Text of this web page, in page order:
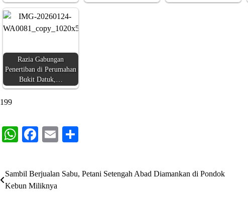
Razia Gabungan
Penertiban di Perumahan
Bukit Datuk,…
199
WhatsApp
Facebook
Email
Navigasi
Sambil Berjualan Sabu, Petani Setengah Abad Diamankan di Pondok
Kebun Miliknya